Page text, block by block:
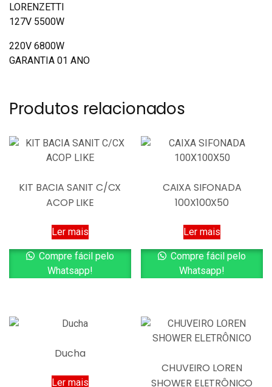
LORENZETTI
127V 5500W
220V 6800W
GARANTIA 01 ANO
Produtos relacionados
KIT BACIA SANIT C/CX
ACOP LIKE
Ler mais
Compre fácil pelo
Whatsapp!
CAIXA SIFONADA
100X100X50
Ler mais
Compre fácil pelo
Whatsapp!
Ducha
Ler mais
CHUVEIRO LOREN
SHOWER ELETRÔNICO